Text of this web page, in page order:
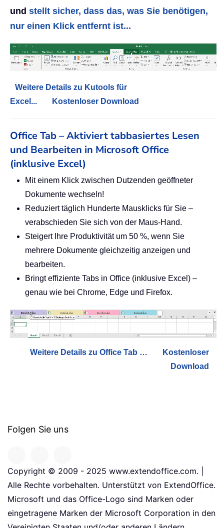
und stellt sicher, dass das, was Sie benötigen,
nur einen Klick entfernt ist...
Weitere Details zu Kutools für
Excel...
Kostenloser Download
Office Tab – Aktiviert tabbasiertes Lesen
und Bearbeiten in Microsoft Office
(inklusive Excel)
Mit einem Klick zwischen Dutzenden geöffneter
Dokumente wechseln!
Reduziert täglich Hunderte Mausklicks für Sie –
verabschieden Sie sich von der Maus-Hand.
Steigert Ihre Produktivität um 50 %, wenn Sie
mehrere Dokumente gleichzeitig anzeigen und
bearbeiten.
Bringt effiziente Tabs in Office (inklusive Excel) –
genau wie bei Chrome, Edge und Firefox.
Weitere Details zu Office Tab …
Kostenloser
Download
Folgen Sie uns
Copyright © 2009 - 2025 www.extendoffice.com. |
Alle Rechte vorbehalten. Unterstützt von ExtendOffice.
Microsoft und das Office-Logo sind Marken oder
eingetragene Marken der Microsoft Corporation in den